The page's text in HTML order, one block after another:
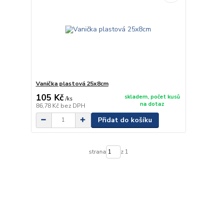
Vanička plastová 25x8cm
105 Kč /ks
86,78 Kč bez DPH
skladem, počet kusů
na dotaz
Přidat do košíku
strana z 1